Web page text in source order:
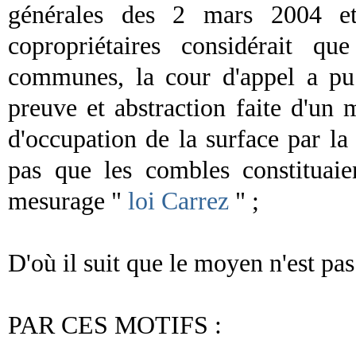
générales des 2 mars 2004
copropriétaires considérait
communes, la cour d'appel a
preuve et abstraction faite d'un
d'occupation de la surface par la
pas que les combles
mesurage " loi Carrez " ;
D'où il suit que le moyen n'est
PAR CES MOTIFS :